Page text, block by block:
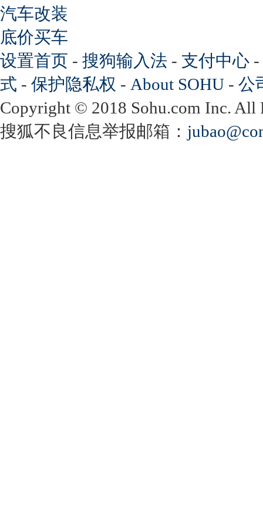
汽车改装
底价买车
设置首页 - 搜狗输入法 - 支付中心 -
式 - 保护隐私权 - About SOHU - 公
Copyright © 2018 Sohu.com Inc.
搜狐不良信息举报邮箱：